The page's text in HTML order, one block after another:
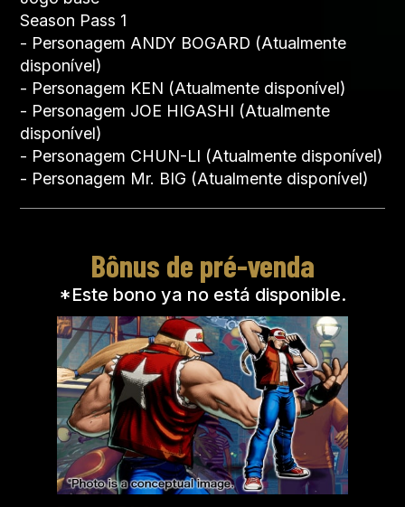
Season Pass 1
- Personagem ANDY BOGARD (Atualmente
disponível)
- Personagem KEN (Atualmente disponível)
- Personagem JOE HIGASHI (Atualmente
disponível)
- Personagem CHUN-LI (Atualmente disponível)
- Personagem Mr. BIG (Atualmente disponível)
Bônus de pré-venda
*Este bono ya no está disponible.